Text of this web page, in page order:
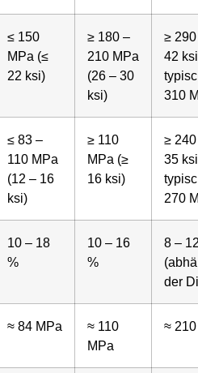
≤ 150
MPa (≤
22 ksi)
≥ 180 –
210 MPa
(26 – 30
ksi)
≥
42
310
≤ 83 –
110 MPa
(12 – 16
ksi)
≥ 110
MPa (≥
16 ksi)
≥
35
270
10 – 18
%
10 – 16
%
8 –
der
≈ 84 MPa
≈ 110
MPa
≈